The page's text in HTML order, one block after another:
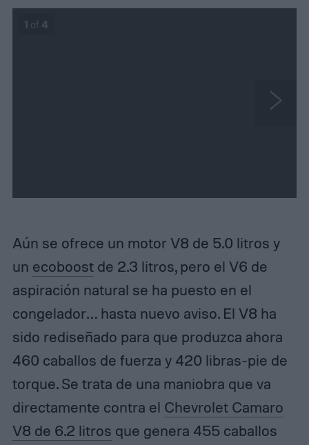
1 of 4
Aún se ofrece un motor V8 de 5.0 litros y
un ecoboostde 2.3 litros, pero el V6 de
aspiración natural se ha puesto en el
congelador… hasta nuevo aviso. El V8 ha
sido rediseñado para que produzca ahora
460 caballos de fuerza y ​​420 libras-pie de
torque. Se trata de una maniobra que va
directamente contra el Chevrolet Camaro
V8 de 6.2 litros que genera 455 caballos